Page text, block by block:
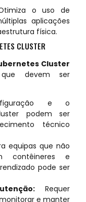
o uso de
aplicações
física.
CLUSTER
Cluster
devem ser
e o
podem ser
técnico
equipas que não
contêineres e
pode ser
Requer
e manter